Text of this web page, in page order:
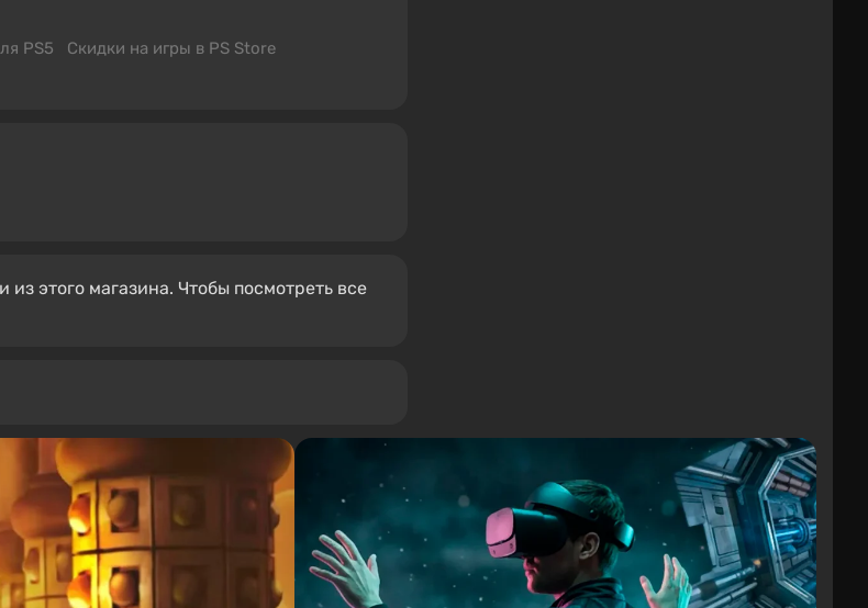
PS5
Скидки на игры в PS Store
этого магазина. Чтобы посмотреть все